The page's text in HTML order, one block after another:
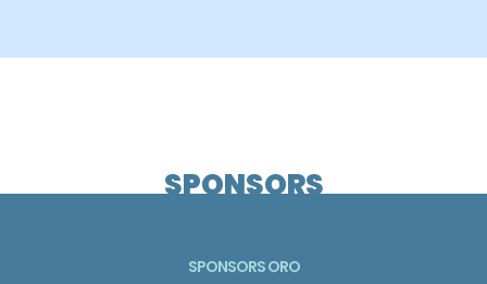
SPONSORS
SPONSORS ORO